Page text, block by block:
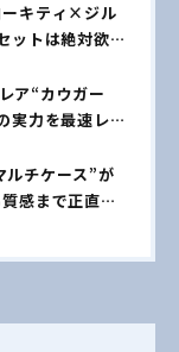
ーキティ×ジル
ットは絶対欲
ア“カウガー
実力を最速レビ
ルチケース”が
感まで正直レ